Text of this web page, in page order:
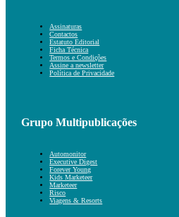
Assinaturas
Contactos
Estatuto Editorial
Ficha Técnica
Termos e Condições
Assine a newsletter
Política de Privacidade
Grupo Multipublicações
Automonitor
Executive Digest
Forever Young
Kids Marketeer
Marketeer
Risco
Viagens & Resorts